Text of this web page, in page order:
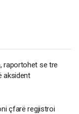
raportohet se tre
aksident
çfarë regjistroi